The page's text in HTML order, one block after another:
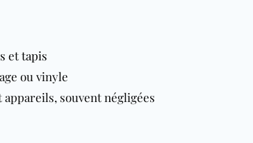
ettapis
ou vinyle
appareils, souvent négligées